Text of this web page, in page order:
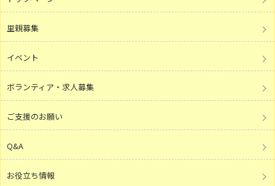
里親募集
イベント
ボランティア・求人募集
ご支援のお願い
Q&A
お役立ち情報